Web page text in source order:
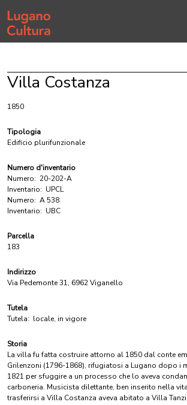
Home page
Villa Costanza
1850
Tipologia
Edificio plurifunzionale
Numero d'inventario
Numero: 20-202-A
Inventario: UPCL
Numero: A 538
Inventario: UBC
Parcella
183
Indirizzo
Via Pedemonte 31, 6962 Viganello
Tutela
Tutela: locale, in vigore
Storia
La villa fu fatta costruire attorno al 1850 dal conte
Grilenzoni (1796-1868), rifugiatosi a Lugano dopo i
1821 per sfuggire a un processo che lo aveva
carboneria. Musicista dilettante, ben inserito nella
trasferirsi a Villa Costanza aveva abitato a Villa